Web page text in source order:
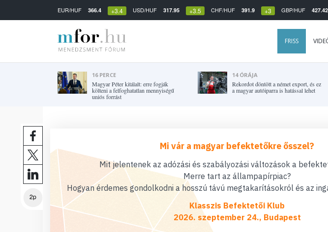
EUR/HUF 366.4 +3.4 USD/HUF 317.95 +3.5 CHF/HUF 391.9 +3 GBP/HUF 427.42
FRISS
16 PERCE
Magyar Péter kitálalt: erre fogják
költeni a felfoghatatlan mennyiségű
uniós forrást
14 ÓRÁJA
Rekordot döntött a német export, és ez
a magyar autóiparra is hatással lehet
2p
Mi vár a magyar befektetőkre ősszel?
Mit jelentenek az adózási és szabályozási változások a
Merre tart az állampapírpiac?
Hogyan érdemes gondolkodni a hosszú távú megtakarításokról és az
Klasszis Befektetői Klub
2026. szeptember 24., Budapest